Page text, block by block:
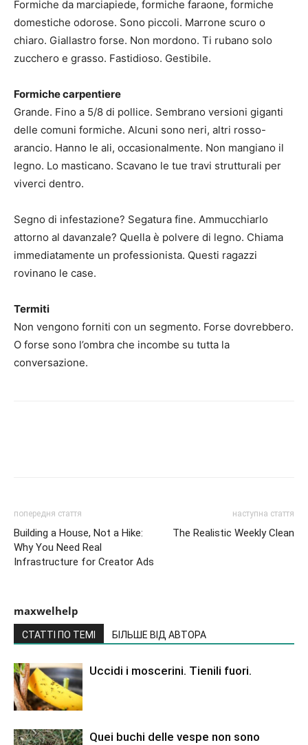
Formiche da marciapiede, formiche faraone, formiche
domestiche odorose. Sono piccoli. Marrone scuro o
chiaro. Giallastro forse. Non mordono. Ti rubano solo
zucchero e grasso. Fastidioso. Gestibile.
Formiche carpentiere
Grande. Fino a 5/8 di pollice. Sembrano versioni giganti
delle comuni formiche. Alcuni sono neri, altri rosso-
arancio. Hanno le ali, occasionalmente. Non mangiano il
legno. Lo masticano. Scavano le tue travi strutturali per
viverci dentro.
Segno di infestazione? Segatura fine. Ammucchiarlo
attorno al davanzale? Quella è polvere di legno. Chiama
immediatamente un professionista. Questi ragazzi
rovinano le case.
Termiti
Non vengono forniti con un segmento. Forse dovrebbero.
O forse sono l’ombra che incombe su tutta la
conversazione.
попередня стаття
Building a House, Not a Hike:
Why You Need Real
Infrastructure for Creator Ads
наступна стаття
The Realistic Weekly Clean
maxwelhelp
СТАТТІ ПО ТЕМІ БІЛЬШЕ ВІД АВТОРА
Uccidi i moscerini. Tienili fuori.
Quei buchi delle vespe non sono